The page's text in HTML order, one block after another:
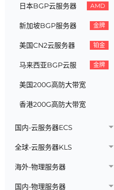
日本BGP云服务器 AMD
新加坡BGP服务器 金牌
美国CN2云服务器 铂金
马来西亚BGP云服 金牌
美国200G高防大带宽
香港200G高防大带宽
国内-云服务器ECS
全球-云服务器KLS
海外-物理服务器
国内-物理服务器